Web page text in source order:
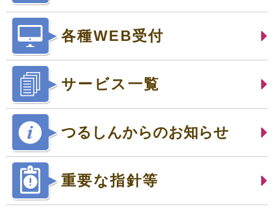
各種WEB受付
サービス一覧
つるしんからのお知らせ
重要な指針等